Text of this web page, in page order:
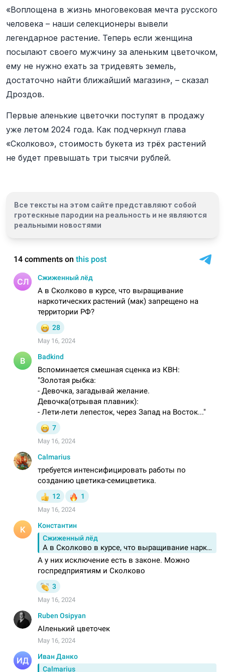
«Воплощена в жизнь многовековая мечта русского
человека – наши селекционеры вывели
легендарное растение. Теперь если женщина
посылают своего мужчину за аленьким цветочком,
ему не нужно ехать за тридевять земель,
достаточно найти ближайший магазин», – сказал
Дроздов.
Первые аленькие цветочки поступят в продажу
уже летом 2024 года. Как подчеркнул глава
«Сколково», стоимость букета из трёх растений
не будет превышать три тысячи рублей.
Все тексты на этом сайте представляют собой
гротескные пародии на реальность и не являются
реальными новостями